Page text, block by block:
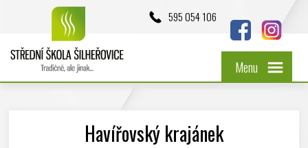
595 054 106
Menu
Havířovský krajánek